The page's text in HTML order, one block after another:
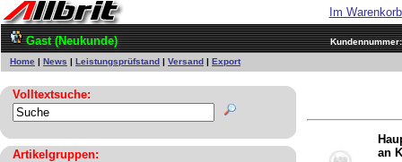
Im
Gast (Neukunde)
Home | News | Leistungsprüfstand | Versand | Export
Volltextsuche:
Artikelgruppen:
an